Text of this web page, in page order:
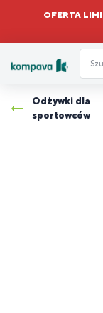
OFERTA
Odżywki dla
sportowców